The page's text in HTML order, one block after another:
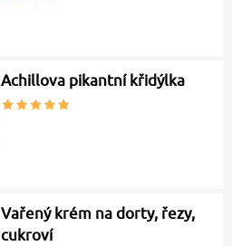
Achillova pikantní křidýlka
Vařený krém na dorty, řezy,
cukroví